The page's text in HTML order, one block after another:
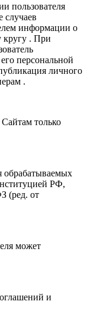
пользователя
случаев
информации о
кругу . При
персональной
личного
.
Сайтам только
обрабатываемых
РФ,
(ред. от
может
и